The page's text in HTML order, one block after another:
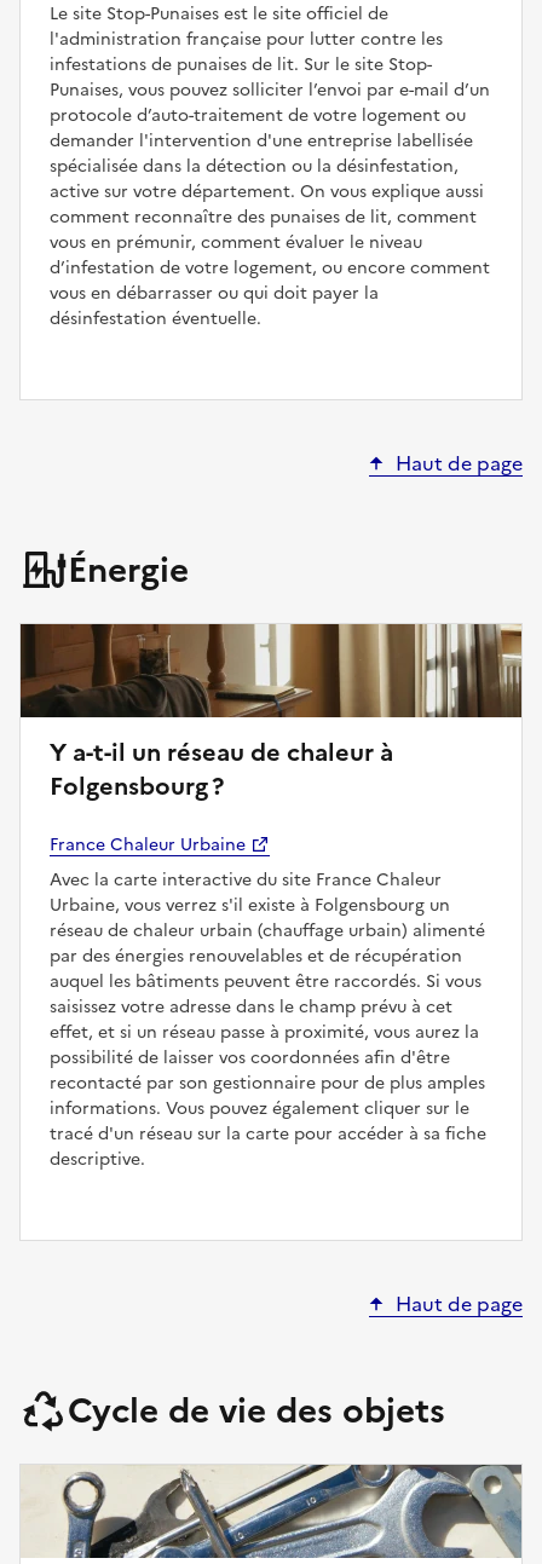
Le site Stop-Punaises est le site officiel de
l'administration française pour lutter contre les
infestations de punaises de lit. Sur le site Stop-
Punaises, vous pouvez solliciter l’envoi par e-mail d’un
protocole d’auto-traitement de votre logement ou
demander l'intervention d'une entreprise labellisée
spécialisée dans la détection ou la désinfestation,
active sur votre département. On vous explique aussi
comment reconnaître des punaises de lit, comment
vous en prémunir, comment évaluer le niveau
d’infestation de votre logement, ou encore comment
vous en débarrasser ou qui doit payer la
désinfestation éventuelle.
Haut de page
Énergie
Y a-t-il un réseau de chaleur à
Folgensbourg ?
France Chaleur Urbaine
Avec la carte interactive du site France Chaleur
Urbaine, vous verrez s'il existe à Folgensbourg un
réseau de chaleur urbain (chauffage urbain) alimenté
par des énergies renouvelables et de récupération
auquel les bâtiments peuvent être raccordés. Si vous
saisissez votre adresse dans le champ prévu à cet
effet, et si un réseau passe à proximité, vous aurez la
possibilité de laisser vos coordonnées afin d'être
recontacté par son gestionnaire pour de plus amples
informations. Vous pouvez également cliquer sur le
tracé d'un réseau sur la carte pour accéder à sa fiche
descriptive.
Haut de page
Cycle de vie des objets